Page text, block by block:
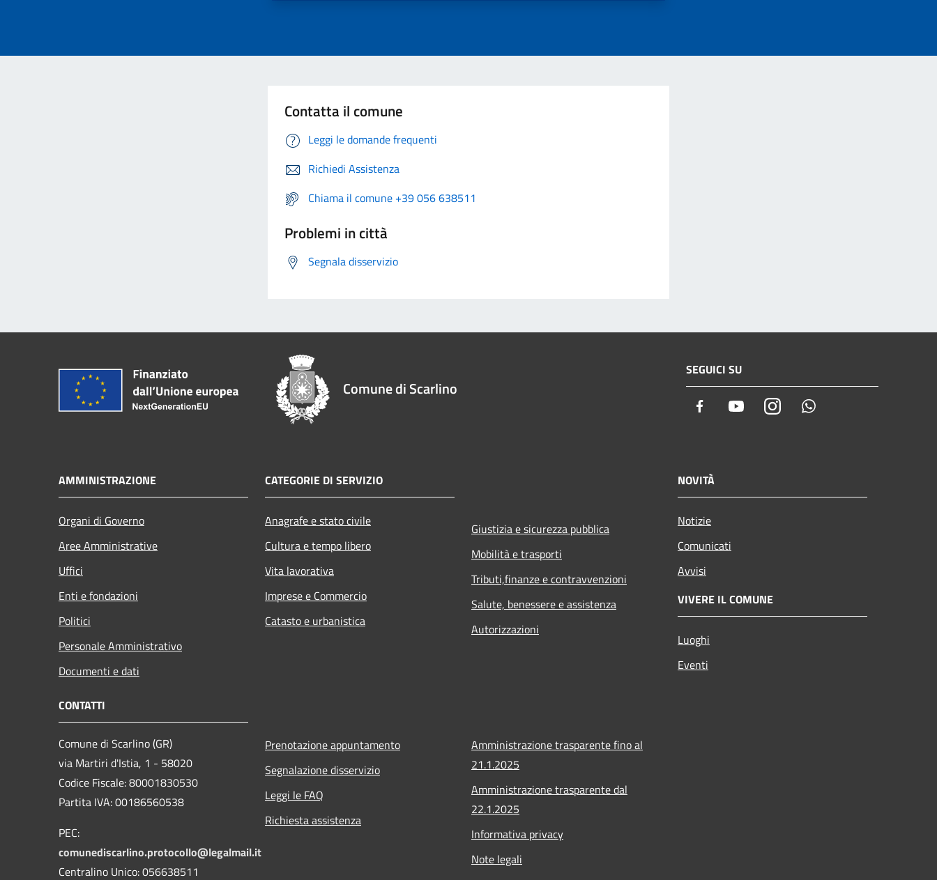
Contatta il comune
Leggi le domande frequenti
Richiedi Assistenza
Chiama il comune +39 056 638511
Problemi in città
Segnala disservizio
Comune di Scarlino
SEGUICI SU
Facebook YoutubeInstagram
AMMINISTRAZIONE
Organi di Governo
Aree Amministrative
Uffici
Enti e fondazioni
Politici
Personale Amministrativo
Documenti e dati
CATEGORIE DI SERVIZIO
Anagrafe e stato civile
Cultura e tempo libero
Vita lavorativa
Imprese e Commercio
Catasto e urbanistica
Giustizia e sicurezza pubblica
Mobilità e trasporti
Tributi,finanze e contravvenzioni
Salute, benessere e assistenza
Autorizzazioni
NOVITÀ
Notizie
Comunicati
Avvisi
VIVERE IL COMUNE
Luoghi
Eventi
CONTATTI
Comune di Scarlino (GR)
via Martiri d'Istia, 1 - 58020
Codice Fiscale: 80001830530
Partita IVA: 00186560538
PEC:
comunediscarlino.protocollo@legalmail.it
Centralino Unico: 056638511
Prenotazione appuntamento
Segnalazione disservizio
Leggi le FAQ
Richiesta assistenza
Amministrazione trasparente fino al
21.1.2025
Amministrazione trasparente dal
22.1.2025
Informativa privacy
Note legali